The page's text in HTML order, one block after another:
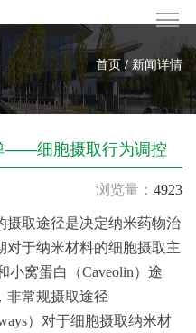
首页 / 新闻详情
——细胞摄取行为调控
浏览量： 4923
摄取途径是决定纳米药物治
对于纳米材料的细胞摄取主
小窝蛋白（Caveolin）途
非常规摄取途径
）对于细胞摄取纳米材